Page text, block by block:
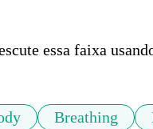
essa faixa
Breathing